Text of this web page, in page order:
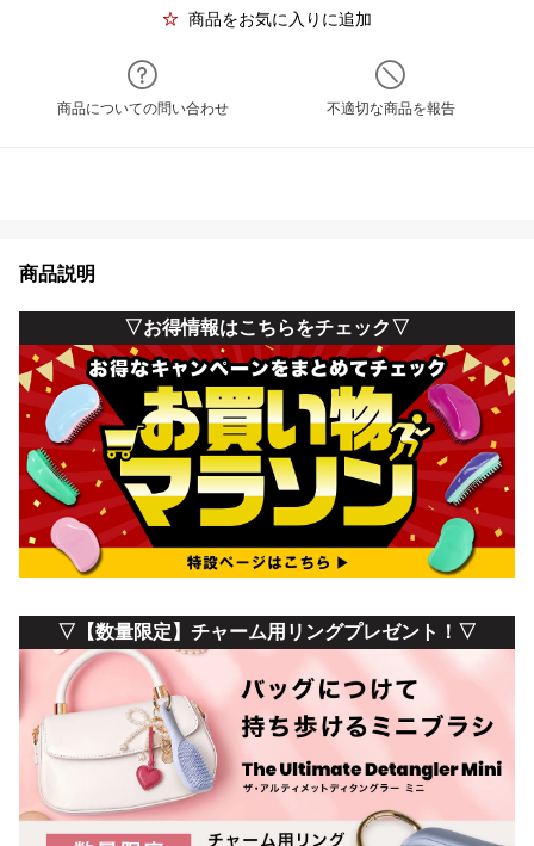
商品をお気に入りに追加
商品についての問い合わせ 不適切な商品を報告
商品説明
▽お得情報はこちらをチェック▽
▽【数量限定】チャーム用リングプレゼント！▽